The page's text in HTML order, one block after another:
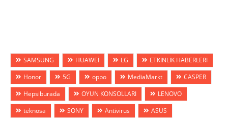
SAMSUNG HUAWEİ LG
ETKİNLİK HABERLERİ
Honor
5G oppo MediaMarkt
CASPER
Hepsiburada
OYUN KONSOLLARI
LENOVO
teknosa
SONY Antivirus
ASUS